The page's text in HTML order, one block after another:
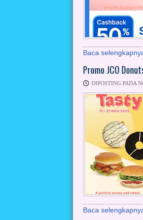
Baca
Promo JCO
DIPOSTING PADA
Baca